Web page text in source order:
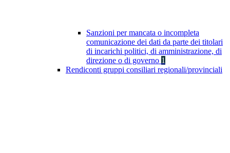
Sanzioni per mancata o incompleta
comunicazione dei dati da parte dei titolari
di incarichi politici, di amministrazione, di
direzione o di governo 1
Rendiconti gruppi consiliari regionali/provinciali